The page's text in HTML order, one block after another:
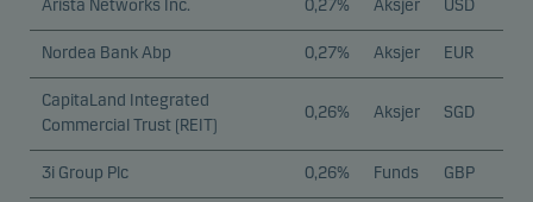
Arista Networks Inc. 0,27% Aksjer USD
Nordea Bank Abp 0,27% Aksjer EUR
CapitaLand Integrated
Commercial Trust (REIT)
0,26% Aksjer SGD
3i Group Plc 0,26% Funds GBP